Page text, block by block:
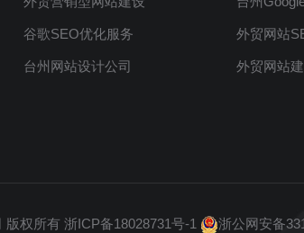
谷歌SEO优化服务 外贸网站
台州网站设计公司 外贸网站
版权所有 浙ICP备18028731号-1 浙公网安备